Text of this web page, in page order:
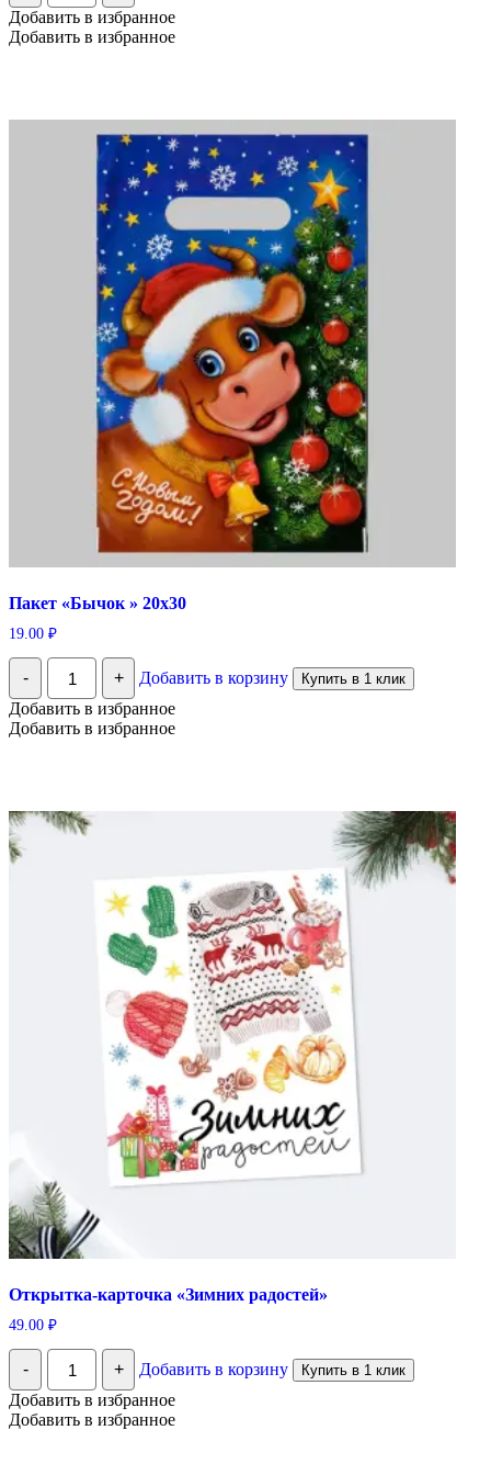
крафт,
круглая
ручка
Добавить в избранное
Добавить в избранное
Пакет «Бычок » 20х30
19.00 ₽
-
Количество
Пакет
"Бычок
"
20х30
+ Добавить в корзину Купить в 1 клик
Добавить в избранное
Добавить в избранное
Открытка-карточка «Зимних радостей»
49.00 ₽
-
Количество
Открытка-
карточка
«Зимних
радостей»
+ Добавить в корзину Купить в 1 клик
Добавить в избранное
Добавить в избранное